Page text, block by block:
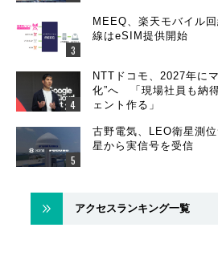
MEEQ、楽天モバイル
線はeSIM提供開始
NTTドコモ、2027年に
化”へ 「現場社員も納
ェント作る」
古野電気、LEO衛星測
星から実信号を受信
アクセスランキング一覧